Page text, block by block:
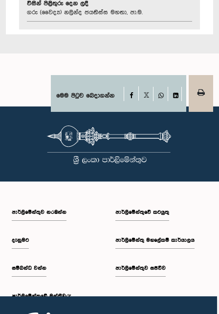
විසින් පිළිතුරු දෙන ලදී
ගරු (වෛද්‍ය) නලින්ද ජයතිස්ස මහතා, පා.ම.
මෙම පිටුව බෙදාගන්න Facebook
WhatsAppLinkedIn
පාර්ලි‌මේන්තුව නරඹන්න
දැනුමට
සම්බන්ධ වන්න
පාර්ලි‌මේන්තුවේ මන්ත්‍රීවරු
පාර්ලිමේන්තුවේ කටයුතු
පාර්ලිමේන්තු මහලේකම් කාර්යාලය
පාර්ලිමේන්තුව සජීවීව